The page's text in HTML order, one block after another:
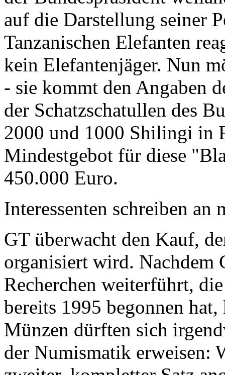
auf die Darstellung seiner
Tanzanischen Elefanten
kein Elefantenjäger. Nun
- sie kommt den Angaben
der Schatzschatullen des
2000 und 1000 Shilingi in
Mindestgebot für diese
450.000 Euro.
Interessenten schreiben
GT überwacht den Kauf,
organisiert wird. Nachdem
Recherchen weiterführt,
bereits 1995 begonnen
Münzen dürften sich
der Numismatik erweisen: